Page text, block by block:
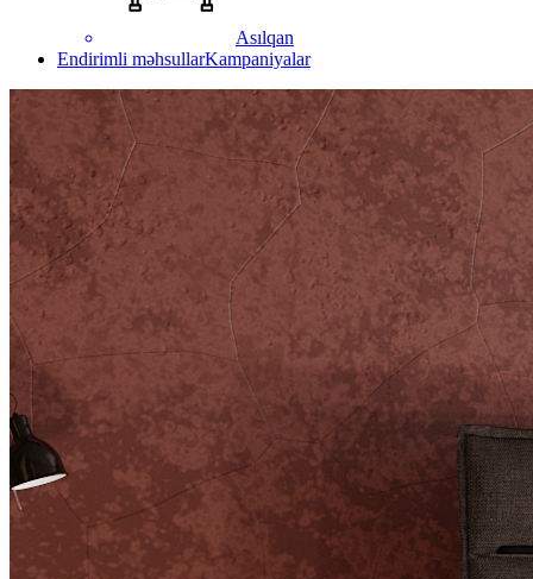
Asılqan
Endirimli məhsullarKampaniyalar